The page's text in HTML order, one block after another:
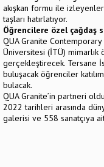
akışkan formu ile
taşları hatırlatıyor.
Öğrencilere özel çağdaş
QUA Granite
Üniversitesi (İTÜ)
gerçekleştirecek. Tersane
buluşacak öğrenciler
bulacak.
QUA Granite’in partneri
2022 tarihleri arasında
galerisi ve 558 sanatçıya